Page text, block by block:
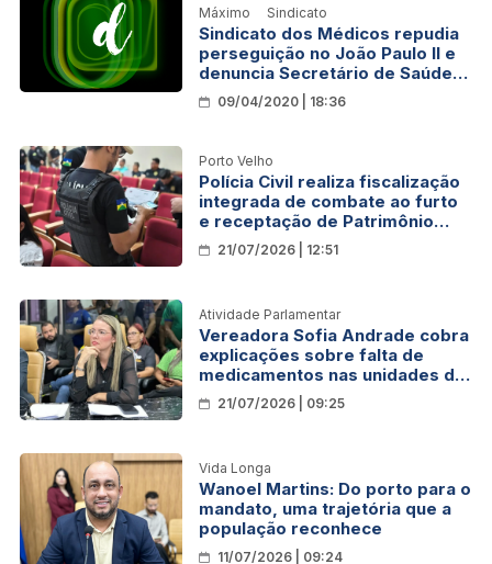
Máximo
Sindicato
Sindicato dos Médicos repudia
perseguição no João Paulo II e
denuncia Secretário de Saúde
de RO
09/04/2020 | 18:36
Porto Velho
Polícia Civil realiza fiscalização
integrada de combate ao furto
e receptação de Patrimônio
Público em Porto Velho
21/07/2026 | 12:51
Atividade Parlamentar
Vereadora Sofia Andrade cobra
explicações sobre falta de
medicamentos nas unidades de
saúde de Porto Velho
21/07/2026 | 09:25
Vida Longa
Wanoel Martins: Do porto para o
mandato, uma trajetória que a
população reconhece
11/07/2026 | 09:24